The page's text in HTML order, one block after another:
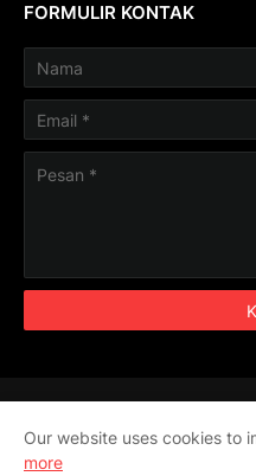
FORMULIR KONTAK
Our website uses cookies to
more